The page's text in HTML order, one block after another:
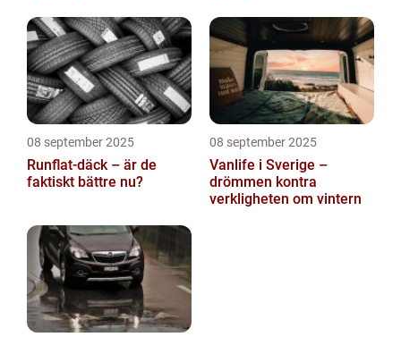
08 september 2025
Runflat-däck – är de
faktiskt bättre nu?
08 september 2025
Vanlife i Sverige –
drömmen kontra
verkligheten om vintern